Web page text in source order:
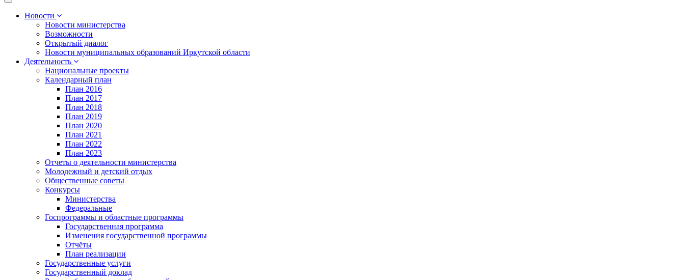
Toggle
navigationНовости
Новости министерства
Возможности
Открытый диалог
Новости муниципальных образований Иркутской области
Деятельность
Национальные проекты
Календарный план
План 2016
План 2017
План 2018
План 2019
План 2020
План 2021
План 2022
План 2023
Отчеты о деятельности министерства
Молодежный и детский отдых
Общественные советы
Конкурсы
Министерства
Федеральные
Госпрограммы и областные программы
Государственная программа
Изменения государственной программы
Отчёты
План реализации
Государственные услуги
Государственный доклад